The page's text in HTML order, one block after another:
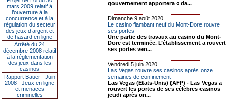
mars 2009 relatif à
l’ouverture à la
concurrence et à la
régulation du secteur
des jeux d’argent et
de hasard en ligne
Arrêté du 24
décembre 2008 relatif
à la réglementation
des jeux dans les
casinos
Rapport Bauer - Juin
2008 - Jeux en ligne
et menaces
criminelles
gouvernement apportera « da...
Dimanche 9 août 2020
Le casino flambant neuf du Mont-Dore rouvre
ses portes
Une partie des travaux au casino du Mont-
Dore est terminée. L’établissement a rouvert
ses portes ven...
Vendredi 5 juin 2020
Las Vegas rouvre ses casinos après onze
semaines de confinement
Las Vegas (Etats-Unis) (AFP) - Las Vegas a
rouvert les portes de ses célèbres casinos
jeudi après on...